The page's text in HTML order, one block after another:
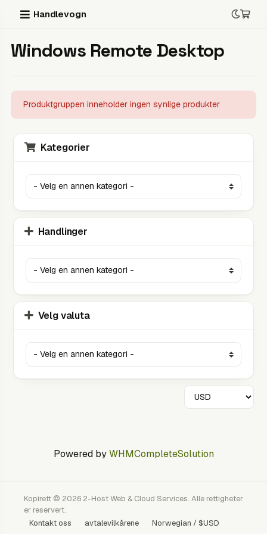
Handlevogn
Windows Remote Desktop
Produktgruppen inneholder ingen synlige produkter
Kategorier
Handlinger
Velg valuta
Powered byWHMCompleteSolution
Kopirett © 2026 2-Host Web & Cloud Services. Alle rettigheter
er reservert.
Kontakt oss
avtalevilkårene Norwegian / $USD